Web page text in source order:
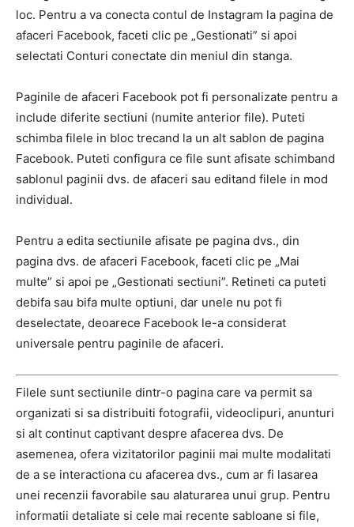
loc. Pentru a va conecta contul de Instagram la pagina de
afaceri Facebook, faceti clic pe „Gestionati” si apoi
selectati Conturi conectate din meniul din stanga.
Paginile de afaceri Facebook pot fi personalizate pentru a
include diferite sectiuni (numite anterior file). Puteti
schimba filele in bloc trecand la un alt sablon de pagina
Facebook. Puteti configura ce file sunt afisate schimband
sablonul paginii dvs. de afaceri sau editand filele in mod
individual.
Pentru a edita sectiunile afisate pe pagina dvs., din
pagina dvs. de afaceri Facebook, faceti clic pe „Mai
multe” si apoi pe „Gestionati sectiuni”. Retineti ca puteti
debifa sau bifa multe optiuni, dar unele nu pot fi
deselectate, deoarece Facebook le-a considerat
universale pentru paginile de afaceri.
Filele sunt sectiunile dintr-o pagina care va permit sa
organizati si sa distribuiti fotografii, videoclipuri, anunturi
si alt continut captivant despre afacerea dvs. De
asemenea, ofera vizitatorilor paginii mai multe modalitati
de a se interactiona cu afacerea dvs., cum ar fi lasarea
unei recenzii favorabile sau alaturarea unui grup. Pentru
informatii detaliate si cele mai recente sabloane si file,